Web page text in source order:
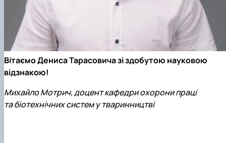
Вітаємо Дениса Тарасовича зі здобутою науковою
відзнакою!
Михайло Мотрич, доцент кафедри охорони праці
та біотехнічних систем у тваринництві